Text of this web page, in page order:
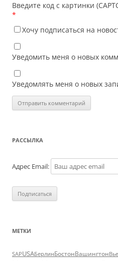
Введите код с картинки
*
Хочу подписаться на
Уведомить меня о новых
Уведомлять меня о новых
РАССЫЛКА
Адрес Email:
МЕТКИ
SAPUSAБерлинБостонВашингтон